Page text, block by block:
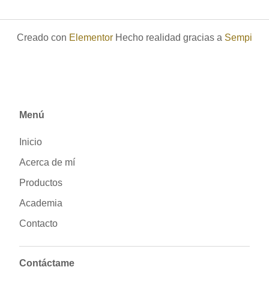
Creado con Elementor Hecho realidad gracias a Sempi
Menú
Inicio
Acerca de mí
Productos
Academia
Contacto
Contáctame